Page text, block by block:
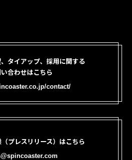
タイアップ、採用に関する
合わせはこちら
contact/
プレスリリース）はこちら